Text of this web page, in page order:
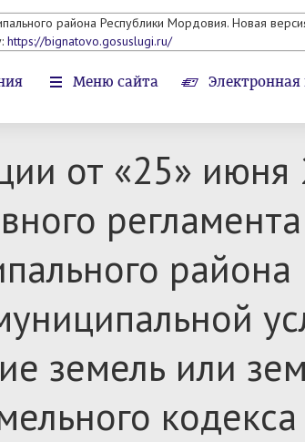
района Республики Мордовия. Новая
https://bignatovo.gosuslugi.ru/
Меню сайта
от «25»
регламента
района
земель или